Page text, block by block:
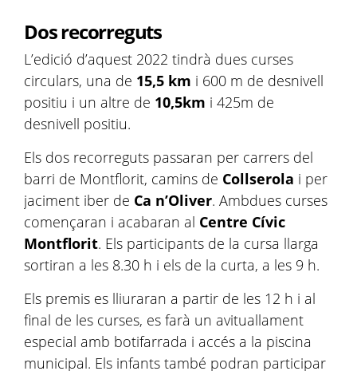
Dos recorreguts
L’edició d’aquest 2022 tindrà dues curses
circulars, una de 15,5 km i 600 m de desnivell
positiu i un altre de 10,5km i 425m de
desnivell positiu.
Els dos recorreguts passaran per carrers del
barri de Montflorit, camins de Collserola i per
jaciment iber de Ca n’Oliver. Ambdues curses
començaran i acabaran al Centre Cívic
Montflorit. Els participants de la cursa llarga
sortiran a les 8.30 h i els de la curta, a les 9 h.
Els premis es lliuraran a partir de les 12 h i al
final de les curses, es farà un avituallament
especial amb botifarrada i accés a la piscina
municipal. Els infants també podran participar